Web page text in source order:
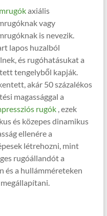
axiális
vagy
is nevezik.
lapos huzalból
és rugóhatásukat a
tengelyből kapják.
akár 50 százalékos
magassággal a
rugók, ezek
és közepes dinamikus
ellenére a
létrehozni, mint
rugóállandót a
és a hullámméreteken